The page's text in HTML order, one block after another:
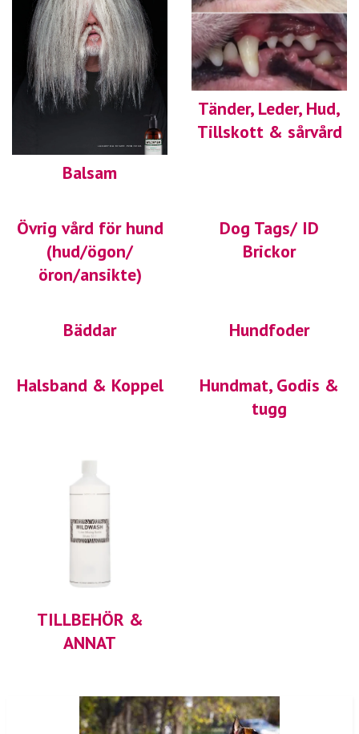
Balsam
Tänder, Leder, Hud,
Tillskott & sårvård
Övrig vård för hund
(hud/ögon/
öron/ansikte)
Dog Tags/ ID
Brickor
Bäddar Hundfoder
Halsband & Koppel
Hundmat, Godis &
tugg
TILLBEHÖR &
ANNAT